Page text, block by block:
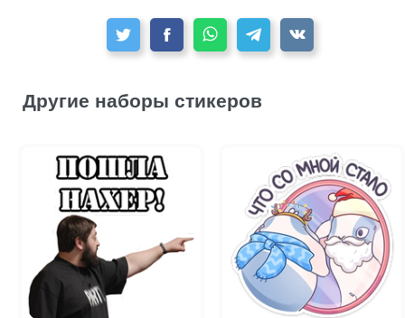
Другие наборы стикеров